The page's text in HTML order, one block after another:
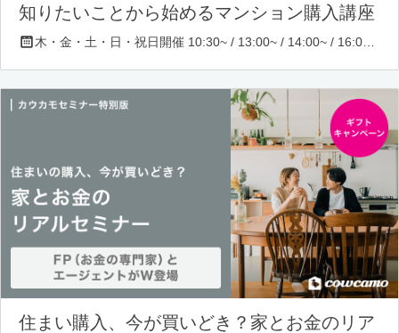
知りたいことから始めるマンション購入講座
住まい購入、今が買いどき？家とお金のリア